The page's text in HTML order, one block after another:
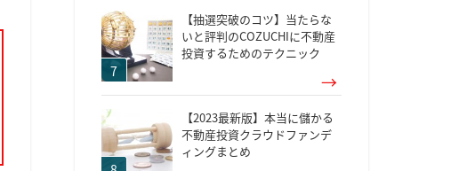
【抽選突破のコツ】当たらな
いと評判のCOZUCHIに不動産
投資するためのテクニック
【2023最新版】本当に儲かる
不動産投資クラウドファンデ
ィングまとめ